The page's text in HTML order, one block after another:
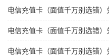
电信充值卡（面值千万别选错）
电信充值卡（面值千万别选错）
电信充值卡（面值千万别选错）